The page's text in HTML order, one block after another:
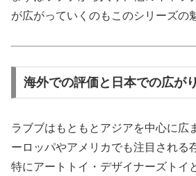
が広がっていくのもこのシリーズの
海外での評価と日本での広がり
ラブブはもともとアジアを中心に広
ーロッパやアメリカでも注目される
特にアートトイ・デザイナーズトイ